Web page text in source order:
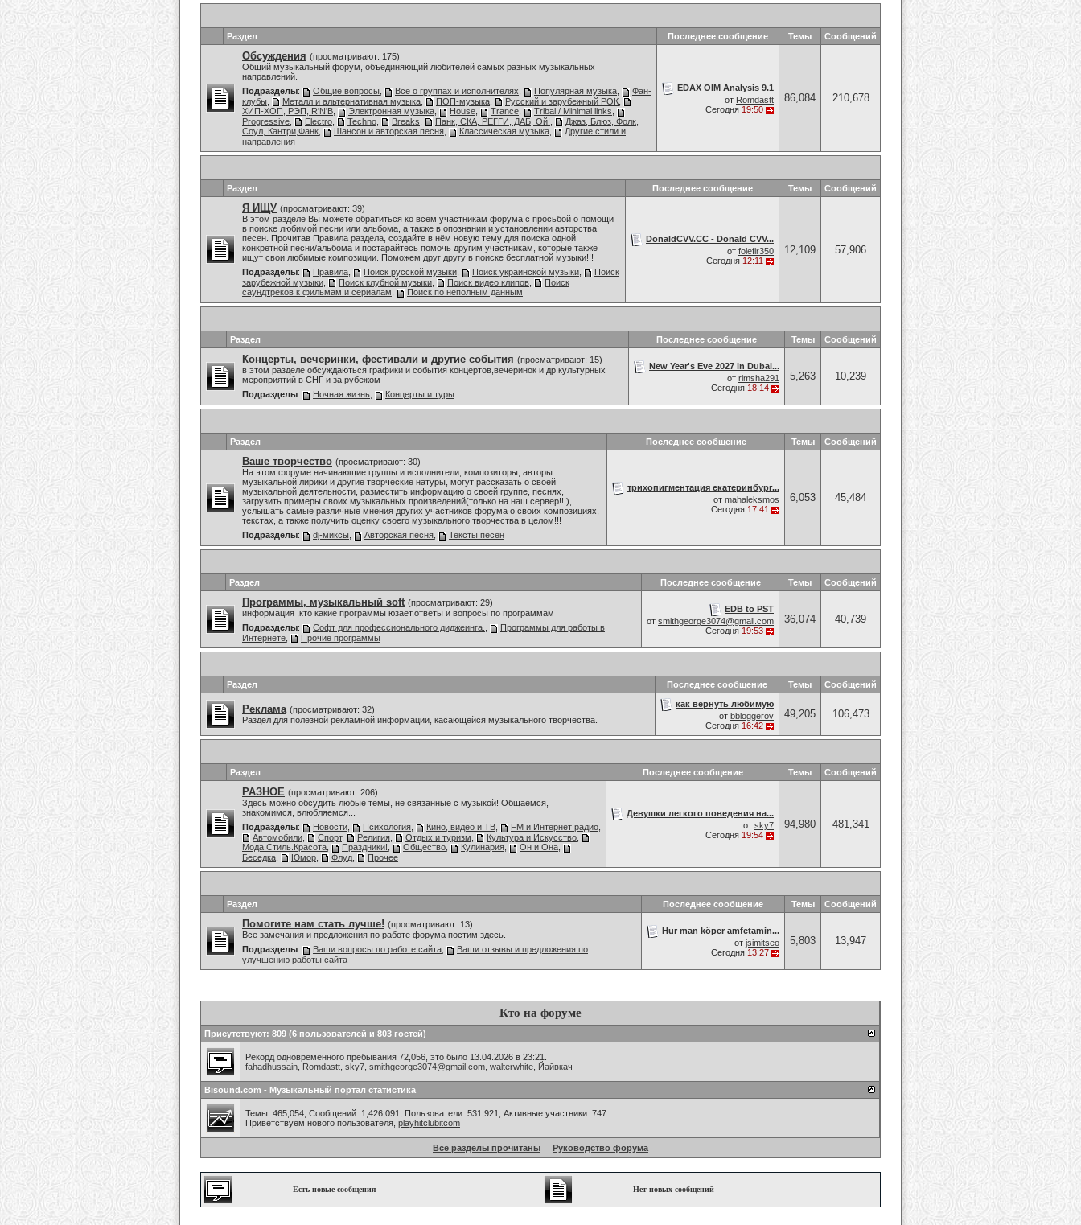
Раздел Последнее сообщение Темы Сообщений
Обсуждения (просматривают: 175)
Общий музыкальный форум, объединяющий любителей самых разных музыкальных
направлений.
Подразделы: Общие вопросы Все о группах и исполнителях Популярная музыка
Фан-
клубы
Металл и альтернативная музыка ПОП-музыка Русский и зарубежный РОК
ХИП-ХОП, РЭП, R'N'B
Электронная музыка House Trance Tribal / Minimal links
Progressive
Electro Techno Breaks Панк, СКА, РЕГГИ, ДАБ, Ой!
Джаз, Блюз, Фолк,
Соул, Кантри,Фанк
Шансон и авторская песня Классическая музыка
Другие стили и
направления
EDAX OIM Analysis 9.1
от Romdastt
Сегодня 19:50
86,084 210,678
Раздел Последнее сообщение Темы Сообщений
Я ИЩУ (просматривают: 39)
В этом разделе Вы можете обратиться ко всем участникам форума с просьбой о помощи
в поиске любимой песни или альбома, а также в опознании и установлении авторства
песен. Прочитав Правила раздела, создайте в нём новую тему для поиска одной
конкретной песни/альбома и постарайтесь помочь другим участникам, которые также
ищут свои любимые композиции. Поможем друг другу в поиске бесплатной музыки!!!
Подразделы: Правила Поиск русской музыки Поиск украинской музыки
Поиск
зарубежной музыки
Поиск клубной музыки Поиск видео клипов
Поиск
саундтреков к фильмам и сериалам
Поиск по неполным данным
DonaldCVV.CC - Donald CVV...
от folefir350
Сегодня 12:11
12,109 57,906
Раздел Последнее сообщение Темы Сообщений
Концерты, вечеринки, фестивали и другие события (просматривают: 15)
в этом разделе обсуждаються графики и события концертов,вечеринок и др.культурных
мероприятий в СНГ и за рубежом
Подразделы: Ночная жизнь Концерты и туры
New Year's Eve 2027 in Dubai...
от rimsha291
Сегодня 18:14
5,263 10,239
Раздел Последнее сообщение Темы Сообщений
Ваше творчество (просматривают: 30)
На этом форуме начинающие группы и исполнители, композиторы, авторы
музыкальной лирики и другие творческие натуры, могут рассказать о своей
музыкальной деятельности, разместить информацию о своей группе, песнях,
загрузить примеры своих музыкальных произведений(только на наш сервер!!!),
услышать самые различные мнения других участников форума о своих композициях,
текстах, а также получить оценку своего музыкального творчества в целом!!!
Подразделы: dj-миксы Авторская песня Тексты песен
трихопигментация екатеринбург...
от mahaleksmos
Сегодня 17:41
6,053 45,484
Раздел Последнее сообщение Темы Сообщений
Программы, музыкальный soft (просматривают: 29)
информация ,кто какие программы юзает,ответы и вопросы по программам
Подразделы: Софт для профессионального диджеинга.
Программы для работы в
Интернете
Прочие программы
EDB to PST
от smithgeorge3074@gmail.com
Сегодня 19:53
36,074 40,739
Раздел Последнее сообщение Темы Сообщений
Реклама (просматривают: 32)
Раздел для полезной рекламной информации, касающейся музыкального творчества.
как вернуть любимую
от bbloggerov
Сегодня 16:42
49,205 106,473
Раздел Последнее сообщение Темы Сообщений
РАЗНОЕ (просматривают: 206)
Здесь можно обсудить любые темы, не связанные с музыкой! Общаемся,
знакомимся, влюбляемся...
Подразделы: Новости Психология Кино, видео и ТВ FM и Интернет радио
Автомобили
Спорт, Религия Отдых и туризм Культура и Искусство
Мода.Стиль.Красота
Праздники! Общество Кулинария Он и Она
Беседка
Юмор Флуд Прочее
Девушки легкого поведения на...
от sky7
Сегодня 19:54
94,980 481,341
Раздел Последнее сообщение Темы Сообщений
Помогите нам стать лучше! (просматривают: 13)
Все замечания и предложения по работе форума постим здесь.
Подразделы: Ваши вопросы по работе сайта
Ваши отзывы и предложения по
улучшению работы сайта
Hur man köper amfetamin...
от jsimitseo
Сегодня 13:27
5,803 13,947
Кто на форуме
Присутствуют: 809 (6 пользователей и 803 гостей)
Рекорд одновременного пребывания 72,056, это было 13.04.2026 в 23:21.
fahadhussain Romdastt sky7 smithgeorge3074@gmail.com walterwhite Йайвкач
Bisound.com - Музыкальный портал статистика
Темы: 465,054, Сообщений: 1,426,091, Пользователи: 531,921, Активные участники: 747
Приветствуем нового пользователя, playhitclubitcom
Все разделы прочитаны Руководство форума
Есть новые сообщения Нет новых сообщений